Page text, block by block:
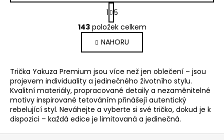
O
v
l
á
d
a
c
í
p
r
v
S
t
r
á
n
k
v
á
n
í
1 5
143položek celkem
NAHORU
Trička Yakuza Premium jsou více než jen oblečení – jsou
projevem individuality a jedinečného životního stylu.
Kvalitní materiály, propracované detaily a nezaměnitelné
motivy inspirované tetováním přinášejí autentický
rebelující styl. Neváhejte a vyberte si své tričko, dokud je k
dispozici – každá edice je limitovaná a jedinečná.